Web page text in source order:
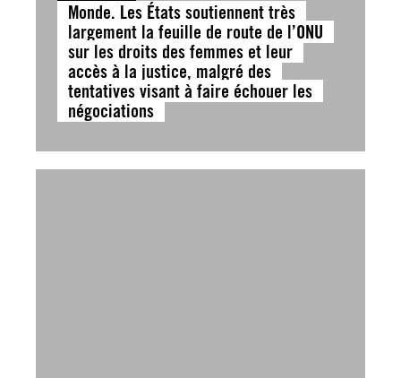
Monde. Les États soutiennent très
largement la feuille de route de l’ONU
sur les droits des femmes et leur
accès à la justice, malgré des
tentatives visant à faire échouer les
négociations